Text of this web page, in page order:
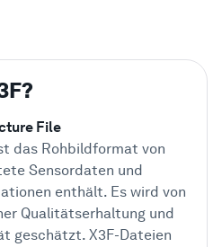
File
das Rohbildformat von
Sensordaten und
enthält. Es wird von
Qualitätserhaltung und
geschätzt. X3F-Dateien